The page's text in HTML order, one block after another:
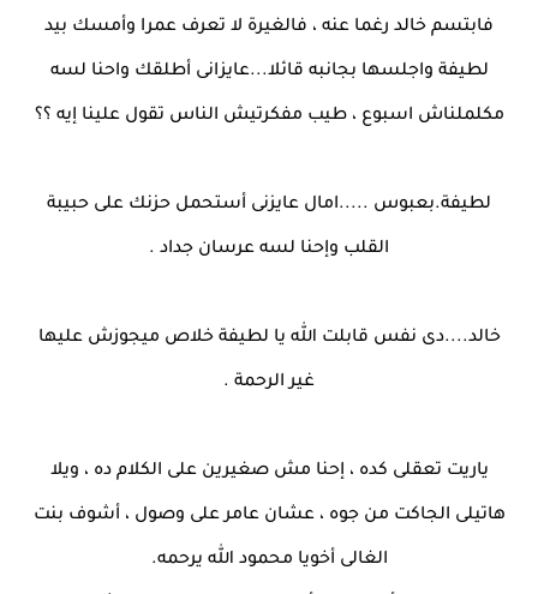
فابتسم خالد رغما عنه ، فالغيرة لا تعرف عمرا وأمسك بيد
لطيفة واجلسها بجانبه قائلا...عايزانى أطلقك واحنا لسه
مكلملناش اسبوع ، طيب مفكرتيش الناس تقول علينا إيه ؟؟
لطيفة.بعبوس .....امال عايزنى أستحمل حزنك على حبيبة
القلب وإحنا لسه عرسان جداد .
خالد....دى نفس قابلت الله يا لطيفة خلاص ميجوزش عليها
غير الرحمة .
ياريت تعقلى كده ، إحنا مش صغيرين على الكلام ده ، ويلا
هاتيلى الجاكت من جوه ، عشان عامر على وصول ، أشوف بنت
الغالى أخويا محمود الله يرحمه.